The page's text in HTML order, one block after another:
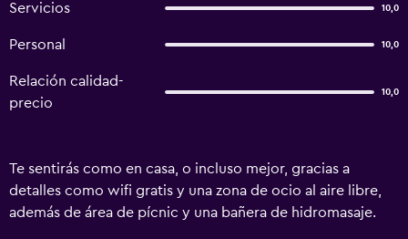
Servicios 10,0
Personal 10,0
Relación calidad-
precio
10,0
Te sentirás como en casa, o incluso mejor, gracias a
detalles como wifi gratis y una zona de ocio al aire libre,
además de área de pícnic y una bañera de hidromasaje.